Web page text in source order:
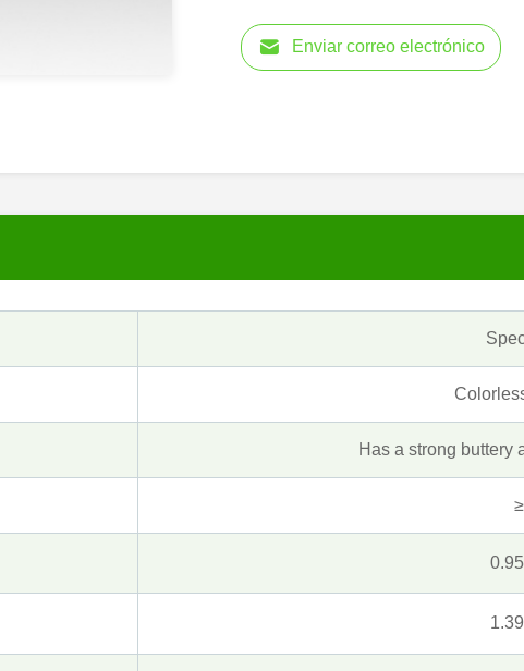
Enviar correo electrónico
Has a strong buttery